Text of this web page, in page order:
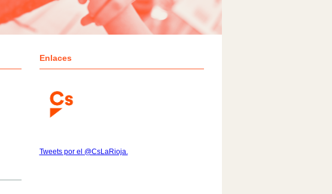
Enlaces
Tweets por el @CsLaRioja.